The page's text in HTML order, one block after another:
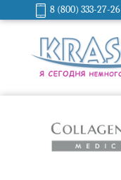
8 (800) 333-27-26